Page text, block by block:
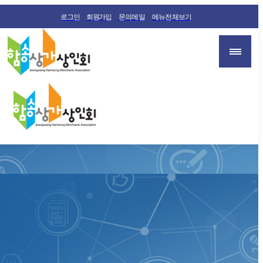
로그인 회원가입 문의메일 메뉴전체보기